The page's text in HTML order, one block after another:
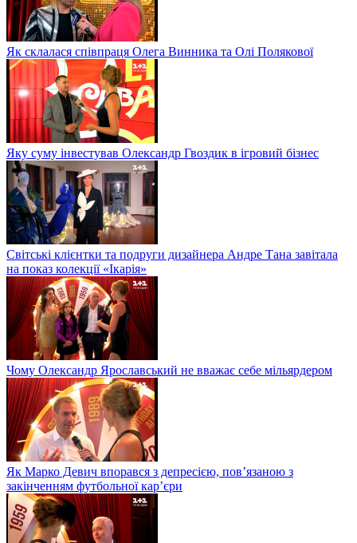
Як склалася співпраця Олега Винника та Олі Полякової
Яку суму інвестував Олександр Гвоздик в ігровий бізнес
Світські клієнтки та подруги дизайнера Андре Тана завітала
на показ колекції «Ікарія»
Чому Олександр Ярославський не вважає себе мільярдером
Як Марко Девич впорався з депресією, пов’язаною з
закінченням футбольної кар’єри